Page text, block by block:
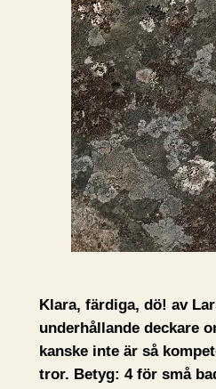
Klara, färdiga, dö! av
underhållande deckare
kanske inte är så
tror. Betyg: 4 för små